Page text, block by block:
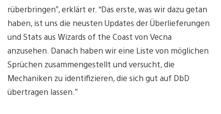
rüberbringen”, erklärt er. “Das erste, was wir dazu getan
haben, ist uns die neusten Updates der Überlieferungen
und Stats aus Wizards of the Coast von Vecna
anzusehen. Danach haben wir eine Liste von möglichen
Sprüchen zusammengestellt und versucht, die
Mechaniken zu identifizieren, die sich gut auf DbD
übertragen lassen.”